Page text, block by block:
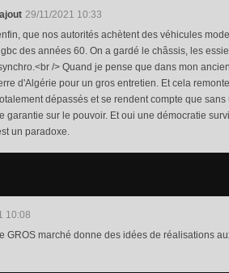
29/11/2021 10:33
que nos autorités achètent des véhicules
des années 60. On a gardé le châssis, les
/> Quand je pense que dans mon
d'Algérie pour un gros entretien. Et cela
dépassés et se rendent compte que
garantie sur le pouvoir. Et oui une démocratie
un paradoxe.
10:08
GROS marché donne des idées de réalisations